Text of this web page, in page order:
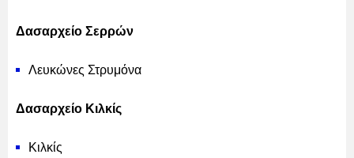
Δασαρχείο Σερρών
Λευκώνες Στρυμόνα
Δασαρχείο Κιλκίς
Κιλκίς